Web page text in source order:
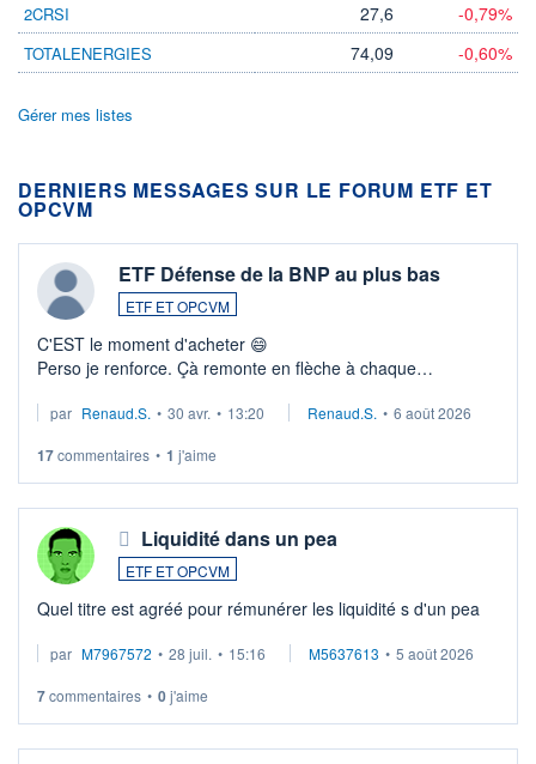
2CRSI 27,6 -0,79%
TOTALENERGIES 74,09 -0,60%
Gérer mes listes
DERNIERS MESSAGES SUR LE FORUM ETF ET
OPCVM
ETF Défense de la BNP au plus bas
ETF ET OPCVM
C'EST le moment d'acheter 😄​
Perso je renforce. Çà remonte en flèche à chaque
Investissement long terme tip top pour sa retraite.
par Renaud.S. • 30 avr. • 13:20 Renaud.S. • 6 août 2026
17commentaires • 1 j'aime
Liquidité dans un pea
ETF ET OPCVM
Quel titre est agréé pour rémunérer les liquidité s d'un pea
par M7967572 • 28 juil. • 15:16 M5637613 • 5 août 2026
7commentaires • 0j'aime